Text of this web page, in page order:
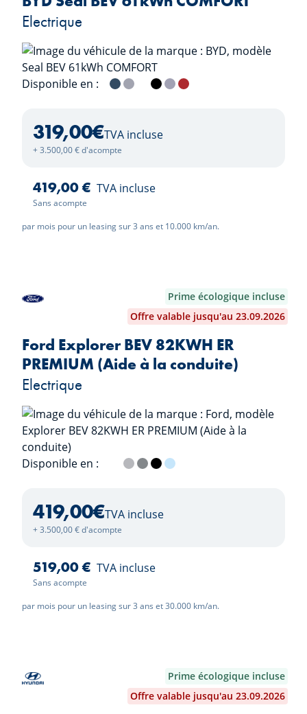
Electrique
Disponible en : Atlantis Grey
Indigo Grey
Polar White
Obsidian Black
Lavender Grey
Ruby Red
319,00€TVA incluse
+ 3.500,00 € d'acompte
419,00 € TVA incluse
Sans acompte
par mois pour un leasing sur 3 ans et 10.000 km/an.
Prime écologique incluse
Offre valable jusqu'au 23.09.2026
Ford Explorer BEV 82KWH ER
PREMIUM (Aide à la conduite)
Electrique
Disponible en : Frozen White
Solar Silver
Magnetic Grey
Agate Black
Arctic Blue
419,00€TVA incluse
+ 3.500,00 € d'acompte
519,00 € TVA incluse
Sans acompte
par mois pour un leasing sur 3 ans et 30.000 km/an.
Prime écologique incluse
Offre valable jusqu'au 23.09.2026